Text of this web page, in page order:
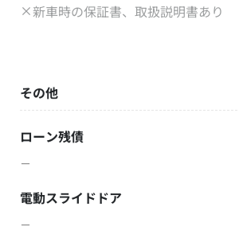
新車時の保証書、取扱説明書あり
その他
ローン残債
－
電動スライドドア
－